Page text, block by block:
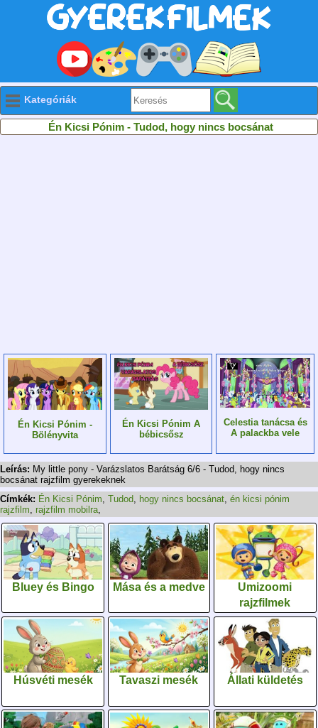
Kategóriák
Én Kicsi Pónim - Tudod, hogy nincs bocsánat
Én Kicsi Pónim -
Bölényvita
Én Kicsi Pónim A
bébicsősz
Celestia tanácsa és
A palackba vele
Leírás: My little pony - Varázslatos Barátság 6/6 - Tudod, hogy nincs
bocsánat rajzfilm gyerekeknek
Címkék: Én Kicsi Pónim, Tudod, hogy nincs bocsánat, én kicsi pónim
rajzfilm, rajzfilm mobilra,
Bluey és Bingo Mása és a medve
Umizoomi
rajzfilmek
Húsvéti mesék Tavaszi mesék Állati küldetés